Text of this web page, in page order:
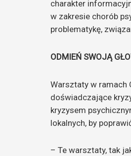
charakter
w zakresie chorób
problematykę,
ODMIEŃ SWOJĄ
Warsztaty w ramach
doświadczające
kryzysem
lokalnych, by
– Te warsztaty, tak